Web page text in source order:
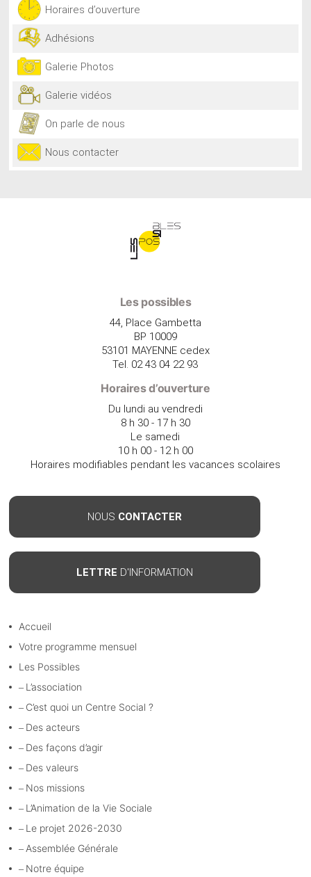
Horaires d’ouverture
Adhésions
Galerie Photos
Galerie vidéos
On parle de nous
Nous contacter
Les possibles
44, Place Gambetta
BP 10009
53101 MAYENNE cedex
Tel. 02 43 04 22 93
Horaires d’ouverture
Du lundi au vendredi
8 h 30 - 17 h 30
Le samedi
10 h 00 - 12 h 00
Horaires modifiables pendant les vacances scolaires
NOUS CONTACTER
LETTRE D'INFORMATION
Accueil
Votre programme mensuel
Les Possibles
L’association
C’est quoi un Centre Social ?
Des acteurs
Des façons d’agir
Des valeurs
Nos missions
L’Animation de la Vie Sociale
Le projet 2026-2030
Assemblée Générale
Notre équipe